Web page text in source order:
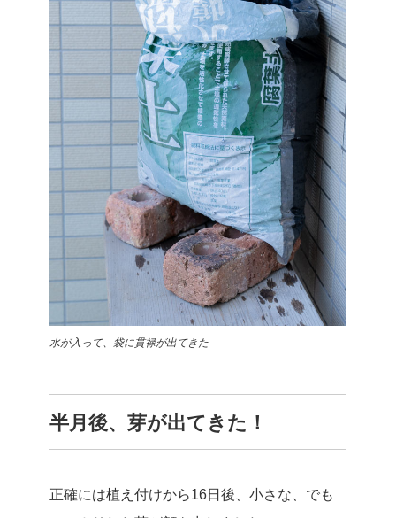
水が入って、袋に貫禄が出てきた
半月後、芽が出てきた！
正確には植え付けから16日後、小さな、でも